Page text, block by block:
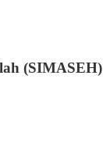
(SIMASEH)